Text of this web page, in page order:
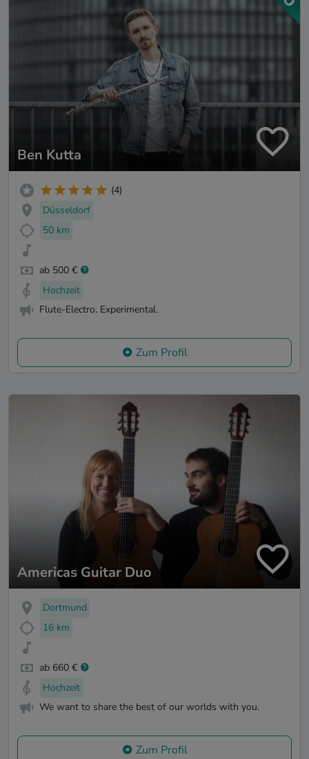
Ben Kutta
(4)
Düsseldorf
50 km
ab 500 €
Hochzeit
Flute-Electro. Experimental.
Zum Profil
Americas Guitar Duo
Dortmund
16 km
ab 660 €
Hochzeit
We want to share the best of our worlds with you.
Zum Profil